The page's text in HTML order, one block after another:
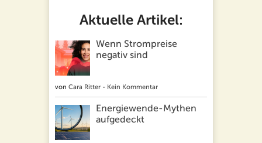
Aktuelle Artikel:
Wenn Strompreise
negativ sind
von Cara Ritter - Kein Kommentar
Energiewende-Mythen
aufgedeckt